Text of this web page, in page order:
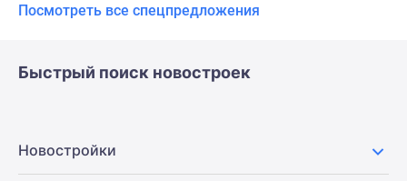
Посмотреть все спецпредложения
Быстрый поиск новостроек
Новостройки